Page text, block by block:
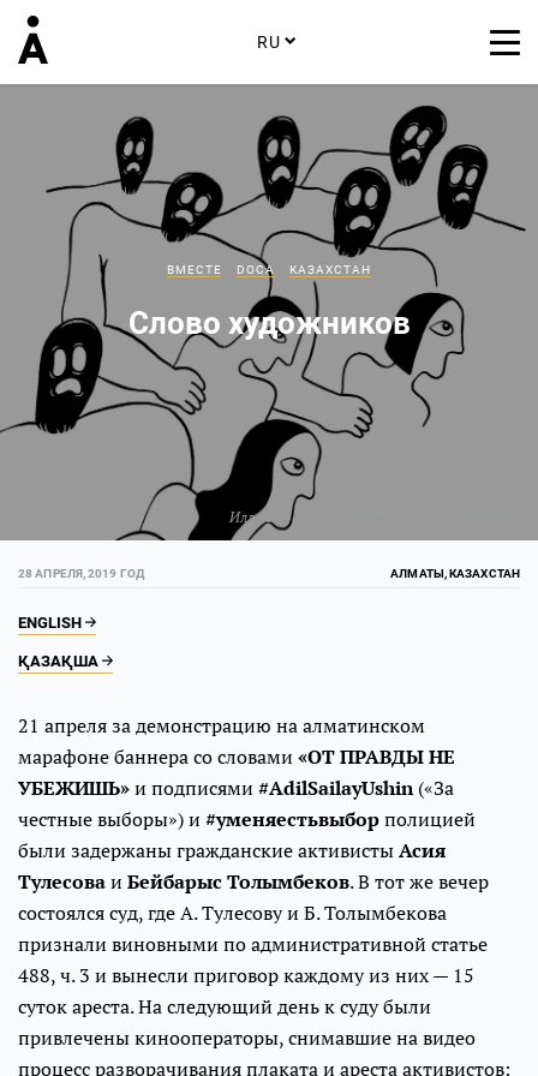
RU
Иллюстрация на обложке: Эрмина Такенова
ВМЕСТЕ DOCA КАЗАХСТАН
Слово художников
28 АПРЕЛЯ, 2019 ГОД АЛМАТЫ, КАЗАХСТАН
ENGLISH
ҚАЗАҚША
21 апреля за демонстрацию на алматинском
марафоне баннера со словами «ОТ ПРАВДЫ НЕ
УБЕЖИШЬ»и подписями #AdilSailayUshin(«За
честные выборы») и #уменяестьвыборполицией
были задержаны гражданские активистыАсия
Тулесоваи Бейбарыс Толымбеков. В тот же вечер
состоялся суд, где А. Тулесову и Б. Толымбекова
признали виновными по административной статье
488, ч. 3 и вынесли приговор каждому из них — 15
суток ареста. На следующий день к суду были
привлечены кинооператоры, снимавшие на видео
процесс разворачивания плаката и ареста активистов: